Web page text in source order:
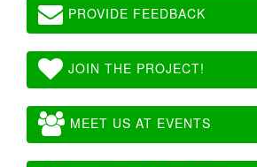
PROVIDE FEEDBACK
JOIN THE PROJECT!
MEET US AT EVENTS